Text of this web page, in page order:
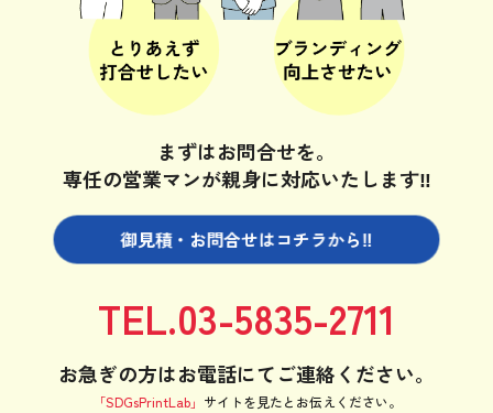
まずはお問合せを。
専任の営業マンが親身に対応いたします‼
御見積・お問合せはコチラから‼
お急ぎの方はお電話にてご連絡ください。
TEL.03-5835-2711
「SDGsPrintLab」 サイトを見たと お伝えください。